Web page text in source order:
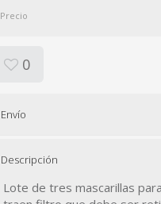
Precio
0
Envío
Descripción
Lote de tres mascarillas